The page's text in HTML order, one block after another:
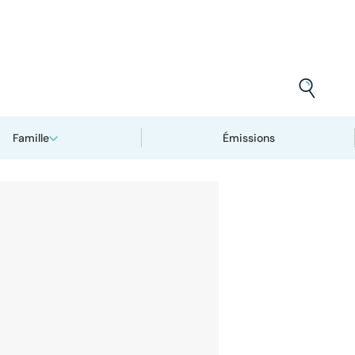
Famille Émissions